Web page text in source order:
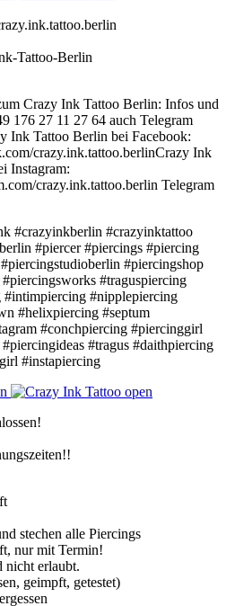
Tattoo-Berlin
Crazy Ink Tattoo Berlin: Infos und
176 27 11 27 64 auch Telegram
Ink Tattoo Berlin bei Facebook:
crazy.ink.tattoo.berlinCrazy Ink
Instagram:
crazy.ink.tattoo.berlin Telegram
#crazyinkberlin #crazyinktattoo
#piercer #piercings #piercing
#piercingshop
#traguspiercing
#intimpiercing #nipplepiercing
#helixpiercing #septum
#conchpiercing #piercinggirl
#tragus #daithpiercing
#instapiercing
stechen alle Piercings
nur mit Termin!
nicht erlaubt.
geimpft, getestet)